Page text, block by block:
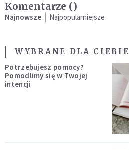
Komentarze ()
Najnowsze Najpopularniejsze
WYBRANE DLA CIEBIE
Potrzebujesz pomocy?
Pomodlimy się w Twojej
intencji